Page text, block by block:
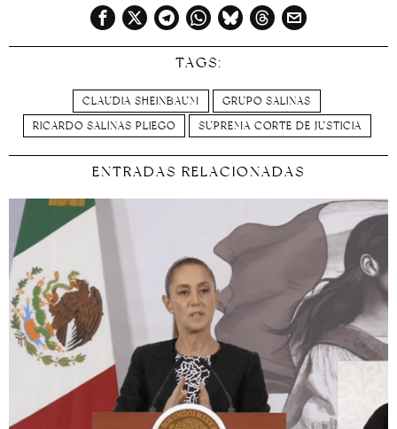
TAGS:
CLAUDIA SHEINBAUM
GRUPO SALINAS
RICARDO SALINAS PLIEGO
SUPREMA CORTE DE JUSTICIA
ENTRADAS RELACIONADAS